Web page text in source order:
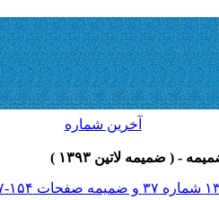
آخرين شماره